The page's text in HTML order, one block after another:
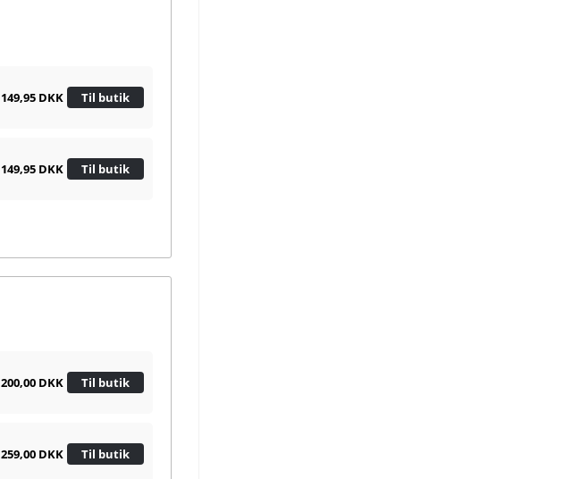
149,95 DKK Til butik
149,95 DKK Til butik
200,00 DKK Til butik
259,00 DKK Til butik